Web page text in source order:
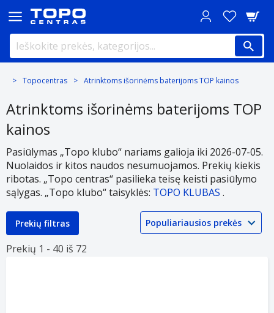
Topocentras Atrinktoms išorinėms baterijoms TOP kainos
Atrinktoms išorinėms baterijoms TOP
kainos
Pasiūlymas „Topo klubo“ nariams galioja iki 2026-07-05.
Nuolaidos ir kitos naudos nesumuojamos. Prekių kiekis
ribotas. „Topo centras“ pasilieka teisę keisti pasiūlymo
sąlygas. „Topo klubo“ taisyklės: TOPO KLUBAS .
Prekių filtras
Prekių 1 - 40 iš 72